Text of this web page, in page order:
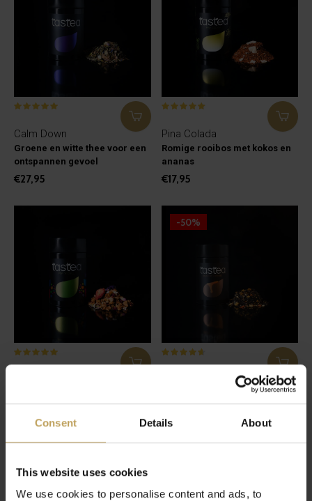
Consent Details About
This website uses cookies
We use cookies to personalise content and ads, to
Calm Down
Groene en witte thee voor een
ontspannen gevoel
€27,95
Pina Colada
Romige rooibos met kokos en
ananas
€17,95
popcorn
€17,95
-50%
Naughty Caramel
Zwarte thee met stukjes echte
caramel
€17,95